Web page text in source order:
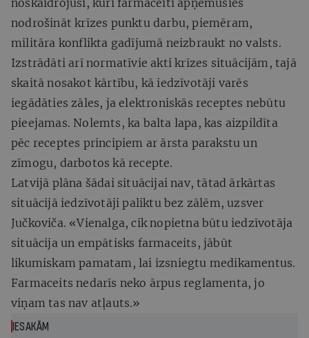
nodrošināt krīzes punktu darbu, piemēram,
militāra konflikta gadījumā neizbraukt no valsts.
Izstrādāti arī normatīvie akti krīzes situācijām, tajā
skaitā nosakot kārtību, kā iedzīvotāji varēs
iegādāties zāles, ja elektroniskās receptes nebūtu
pieejamas. Nolemts, ka balta lapa, kas aizpildīta
pēc receptes principiem ar ārsta parakstu un
zīmogu, darbotos kā recepte.
Latvijā plāna šādai situācijai nav, tātad ārkārtas
situācijā iedzīvotāji paliktu bez zālēm, uzsver
Jučkoviča. «Vienalga, cik nopietna būtu iedzīvotāja
situācija un empātisks farmaceits, jābūt
likumiskam pamatam, lai izsniegtu medikamentus.
Farmaceits nedarīs neko ārpus reglamenta, jo
viņam tas nav atļauts.»
IESAKĀM